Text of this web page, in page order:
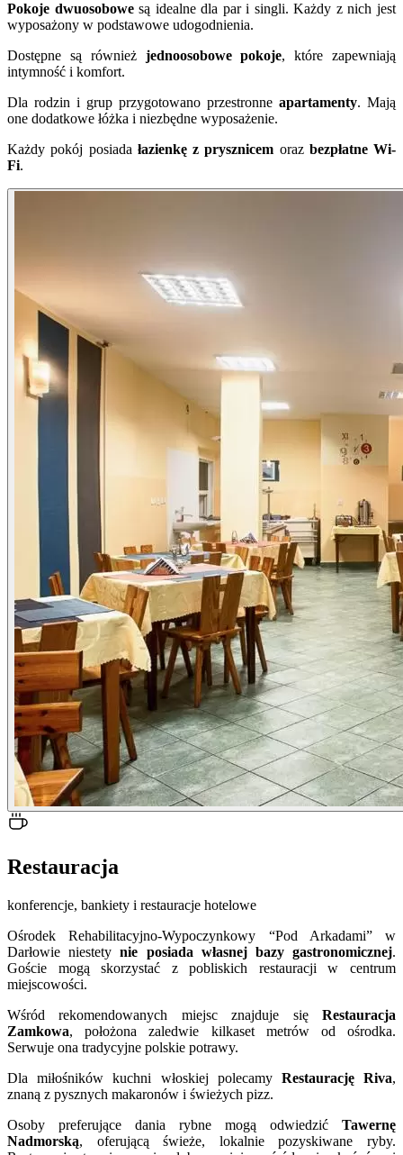
Pokoje dwuosobowesą idealne dla par i singli. Każdy z nich jest
wyposażony w podstawowe udogodnienia.
Dostępne są również jednoosobowe pokoje, które zapewniają
intymność i komfort.
Dla rodzin i grup przygotowano przestronne apartamenty. Mają
one dodatkowe łóżka i niezbędne wyposażenie.
Każdy pokój posiada łazienkę z prysznicem oraz bezpłatne Wi-
Fi.
Restauracja
konferencje, bankiety i restauracje hotelowe
Ośrodek Rehabilitacyjno-Wypoczynkowy “Pod Arkadami” w
Darłowie niestetynie posiada własnej bazy gastronomicznej.
Goście mogą skorzystać z pobliskich restauracji w centrum
miejscowości.
Wśród rekomendowanych miejsc znajduje się Restauracja
Zamkowa, położona zaledwie kilkaset metrów od ośrodka.
Serwuje ona tradycyjne polskie potrawy.
Dla miłośników kuchni włoskiej polecamy Restaurację Riva,
znaną z pysznych makaronów i świeżych pizz.
Osoby preferujące dania rybne mogą odwiedzić Tawernę
Nadmorską, oferującą świeże, lokalnie pozyskiwane ryby.